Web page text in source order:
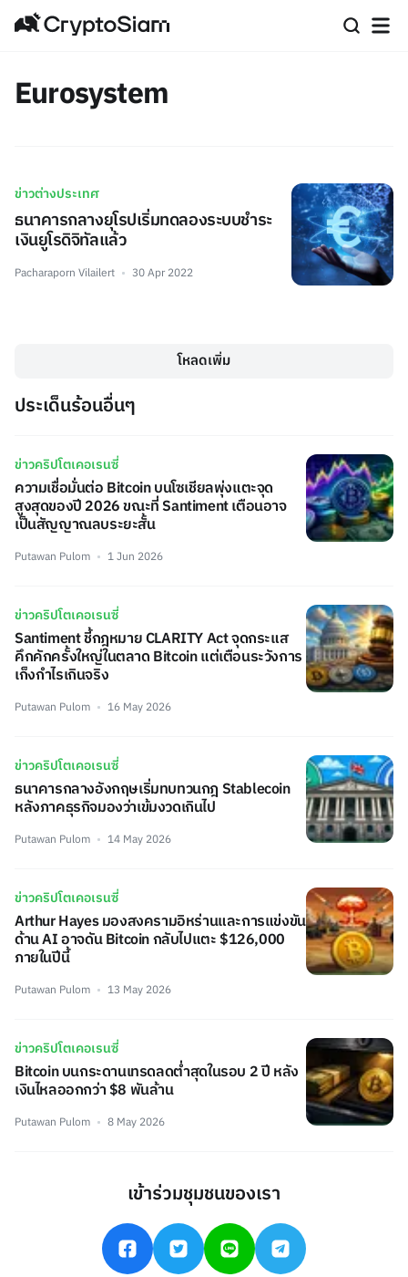
Eurosystem
ข่าวต่างประเทศ
ธนาคารกลางยุโรปเริ่มทดลองระบบชำระ
เงินยูโรดิจิทัลแล้ว
Pacharaporn Vilailert 30 Apr 2022
โหลดเพิ่ม
ประเด็นร้อนอื่นๆ
ข่าวคริปโตเคอเรนซี่
ความเชื่อมั่นต่อ Bitcoin บนโซเชียลพุ่งแตะจุด
สูงสุดของปี 2026 ขณะที่ Santiment เตือนอาจ
เป็นสัญญาณลบระยะสั้น
Putawan Pulom 1 Jun 2026
ข่าวคริปโตเคอเรนซี่
Santiment ชี้กฎหมาย CLARITY Act จุดกระแส
คึกคักครั้งใหญ่ในตลาด Bitcoin แต่เตือนระวังการ
เก็งกำไรเกินจริง
Putawan Pulom 16 May 2026
ข่าวคริปโตเคอเรนซี่
ธนาคารกลางอังกฤษเริ่มทบทวนกฎ Stablecoin
หลังภาคธุรกิจมองว่าเข้มงวดเกินไป
Putawan Pulom 14 May 2026
ข่าวคริปโตเคอเรนซี่
Arthur Hayes มองสงครามอิหร่านและการแข่งขัน
ด้าน AI อาจดัน Bitcoin กลับไปแตะ $126,000
ภายในปีนี้
Putawan Pulom 13 May 2026
ข่าวคริปโตเคอเรนซี่
Bitcoin บนกระดานเทรดลดต่ำสุดในรอบ 2 ปี หลัง
เงินไหลออกกว่า $8 พันล้าน
Putawan Pulom 8 May 2026
เข้าร่วมชุมชนของเรา